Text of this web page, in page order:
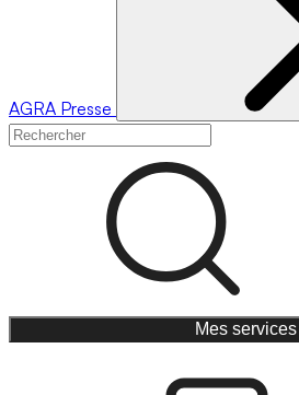
AGRA Presse
Mes services